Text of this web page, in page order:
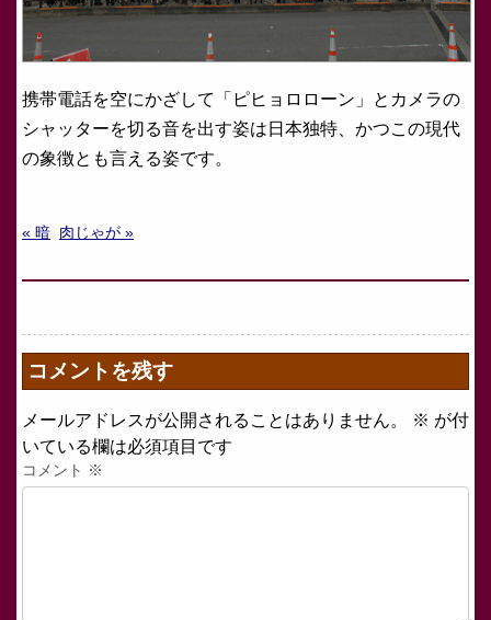
携帯電話を空にかざして「ピヒョロローン」とカメラの
シャッターを切る音を出す姿は日本独特、かつこの現代
の象徴とも言える姿です。
« 暗 肉じゃが »
コメントを残す
メールアドレスが公開されることはありません。 ※ が付
いている欄は必須項目です
コメント ※